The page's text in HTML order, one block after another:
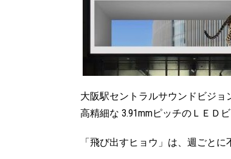
大阪駅セントラルサウンドビジョ
高精細な 3.91mmピッチのＬＥＤ
「飛び出すヒョウ」は、週ごと